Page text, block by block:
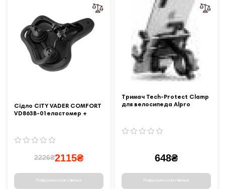
Сідло CITY VADER COMFORT
VD863B-01еластомер +
2226₴2115₴
Повідомити коли з'явиться
Тримач Tech-Protect Clamp
для велосипеда Alpro
648₴
Повідомити коли з'явиться